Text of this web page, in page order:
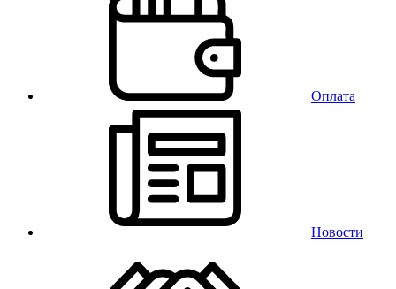
Оплата
Новости